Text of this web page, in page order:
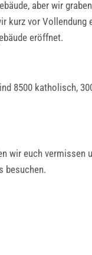
aber wir
kurz vor
eröffnet.
8500 katholisch,
wir euch vermissen
besuchen.